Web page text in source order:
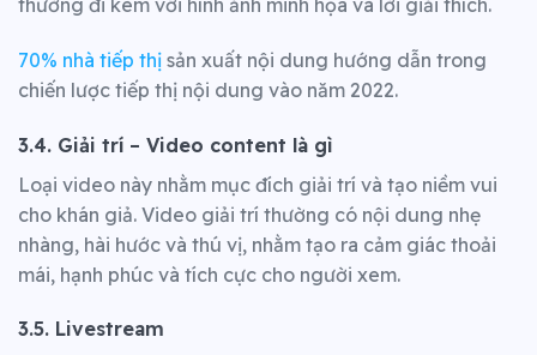
thường đi kèm với hình ảnh minh họa và lời giải thích.
70% nhà tiếp thị sản xuất nội dung hướng dẫn trong
chiến lược tiếp thị nội dung vào năm 2022.
3.4. Giải trí – Video content là gì
Loại video này nhằm mục đích giải trí và tạo niềm vui
cho khán giả. Video giải trí thường có nội dung nhẹ
nhàng, hài hước và thú vị, nhằm tạo ra cảm giác thoải
mái, hạnh phúc và tích cực cho người xem.
3.5. Livestream